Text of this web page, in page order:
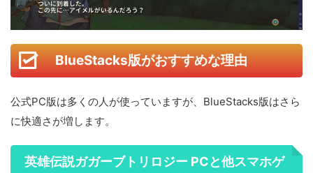
BlueStacks版がおすすめな理由
公式PC版は多くの人が使っていますが、BlueStacks版はさら
に快適さが増します。
英雄伝説ガガーブトリロジー PCと他スマホゲ